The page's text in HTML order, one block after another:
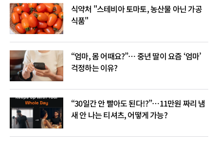
식약처 "스테비아 토마토, 농산물 아닌 가공
식품"
“엄마, 몸 어때요?”… 중년 딸이 요즘 ‘엄마’
걱정하는 이유?
“30일간 안 빨아도 된다!?”…11만원 짜리 냄
새 안 나는 티셔츠, 어떻게 가능?